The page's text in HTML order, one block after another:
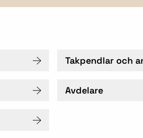
Takpendlar och
Avdelare